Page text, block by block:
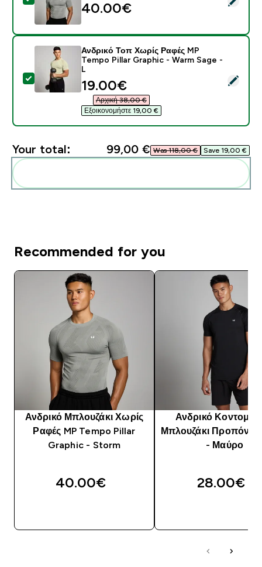
40.00€‎
Select this product - Ανδρικό Τοπ Χωρίς Ραφές MP
Ανδρικό Τοπ Χωρίς Ραφές MP
Tempo Pillar Graphic - Warm Sage -
L
discounted price
19.00€‎
Αρχική 38,00 €‎
Εξοικονομήστε 19,00 €‎
Your total: 99,00 €‎ Was 118,00 €‎ Save 19,00 €‎
Recommended for you
Ανδρικό Μπλουζάκι Χωρίς
Ραφές MP Tempo Pillar
Graphic - Storm
40.00€‎
Ανδρικό
Μπλουζάκι
- Μαύρο
28.00€‎